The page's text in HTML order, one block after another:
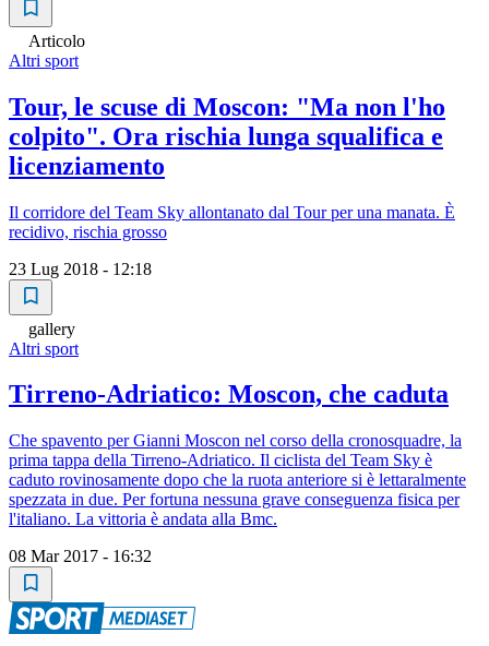
Articolo
Altri sport
Tour, le scuse di Moscon: "Ma non l'ho
colpito". Ora rischia lunga squalifica e
licenziamento
Il corridore del Team Sky allontanato dal Tour per una manata. È
recidivo, rischia grosso
23 Lug 2018 - 12:18
gallery
Altri sport
Tirreno-Adriatico: Moscon, che caduta
Che spavento per Gianni Moscon nel corso della cronosquadre, la
prima tappa della Tirreno-Adriatico. Il ciclista del Team Sky è
caduto rovinosamente dopo che la ruota anteriore si è lettaralmente
spezzata in due. Per fortuna nessuna grave conseguenza fisica per
l'italiano. La vittoria è andata alla Bmc.
08 Mar 2017 - 16:32